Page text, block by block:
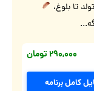
تا بلوغ،
۲۹۰,۰۰۰ تومان
کامل برنامه